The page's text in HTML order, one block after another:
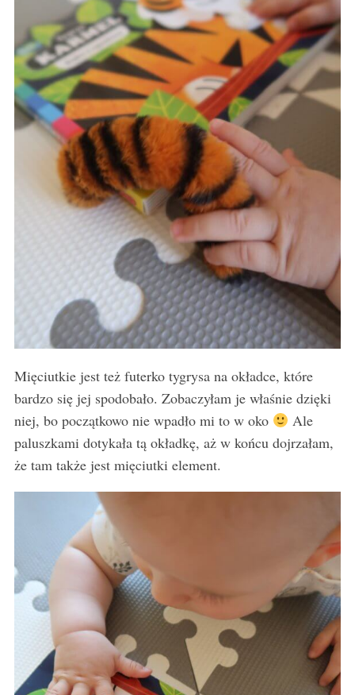
Mięciutkie jest też futerko tygrysa na okładce, które
bardzo się jej spodobało. Zobaczyłam je właśnie dzięki
niej, bo początkowo nie wpadło mi to w oko
Ale
paluszkami dotykała tą okładkę, aż w końcu dojrzałam,
że tam także jest mięciutki element.